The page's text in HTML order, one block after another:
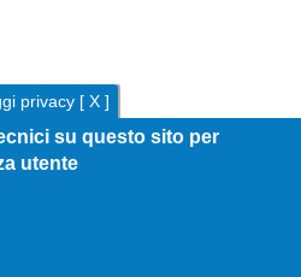
privacy [ X ]
su questo sito per
utente